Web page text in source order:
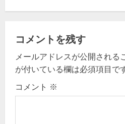
a
t
i
o
n
コメントを残す
メールアドレスが公開される
が付いている欄は必須項目で
コメント ※